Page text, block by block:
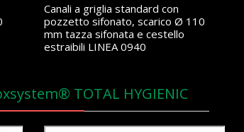
Canali a griglia standard con
pozzetto sifonato, scarico Ø 110
mm tazza sifonata e cestello
estraibili LINEA 0940
TOTAL HYGIENIC